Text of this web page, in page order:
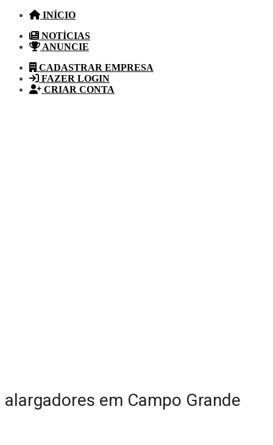
INÍCIO
NOTÍCIAS
ANUNCIE
CADASTRAR EMPRESA
FAZER LOGIN
CRIAR CONTA
alargadores em Campo Grande